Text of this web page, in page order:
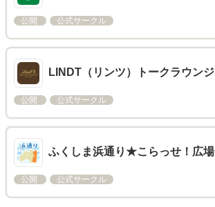
公開 公式サークル
LINDT（リンツ）トークラウンジ
公開 公式サークル
ふくしま浜通り★こらっせ！広場
公開 公式サークル